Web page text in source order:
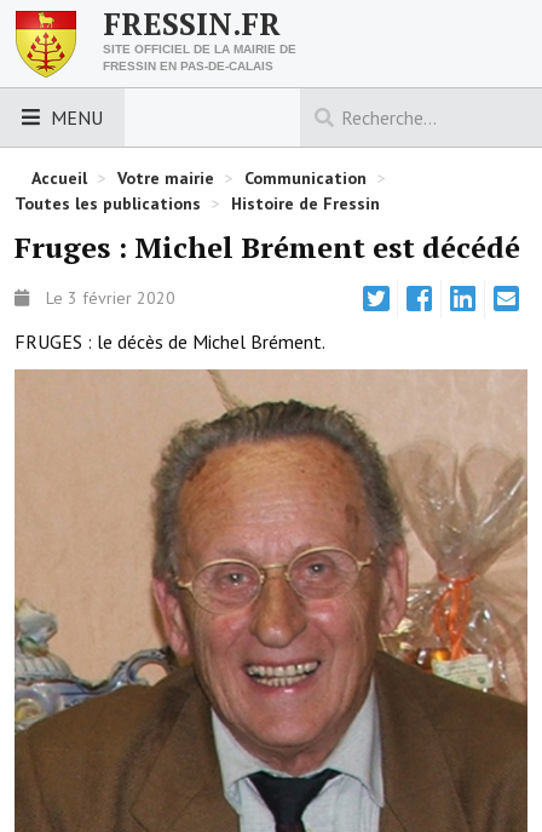
FRESSIN.FR
SITE OFFICIEL DE LA MAIRIE DE
FRESSIN EN PAS-DE-CALAIS
MENU
LES ESSENTIELS
Découvrez Fressin
Urbanisme
Horaires de la mairie
Les foulées fressinoises
Démarches administratives
Projets et travaux en cours
Fêtes et manifestations
Numéros d'urgence
Terrains et maisons à vendre
Accueil > Votre mairie > Communication >
Toutes les publications > Histoire de Fressin
Fruges : Michel Brément est décédé
Le 3 février 2020
FRUGES : le décès de Michel Brément.